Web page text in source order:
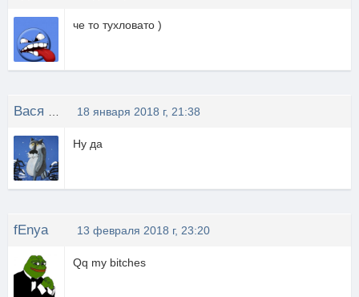
че то тухловато )
18 января 2018 г, 21:38
Ну да
fEnya 13 февраля 2018 г, 23:20
Qq my bitches